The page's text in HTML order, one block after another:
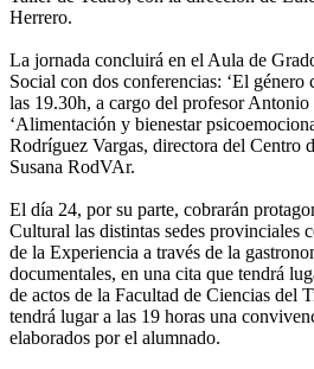
Herrero.
La jornada concluirá en el Aula de
Social con dos conferencias: ‘El género
las 19.30h, a cargo del profesor
‘Alimentación y bienestar
Rodríguez Vargas, directora del Centro
Susana RodVAr.
El día 24, por su parte, cobrarán
Cultural las distintas sedes provinciales
de la Experiencia a través de la
documentales, en una cita que tendrá
de actos de la Facultad de Ciencias del
tendrá lugar a las 19 horas una
elaborados por el alumnado.